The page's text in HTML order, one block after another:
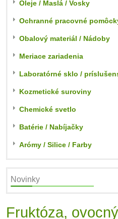
Oleje / Maslá / Vosky
Ochranné pracovné
Obalový materiál / Nádoby
Meriace zariadenia
Laboratórné sklo /
Kozmetické suroviny
Chemické svetlo
Batérie / Nabíjačky
Arómy / Silice / Farby
Novinky
Fruktóza,